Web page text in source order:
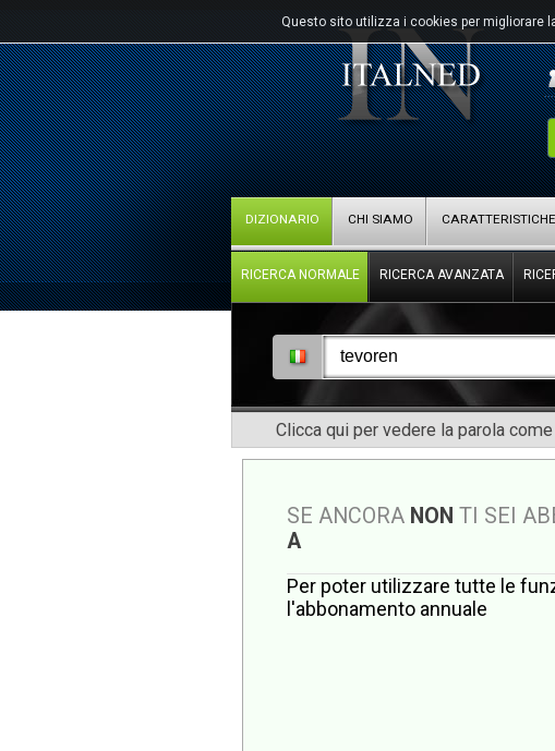
Questo sito utilizza i cookies per migliorare
DIZIONARIO CHI SIAMO CARATTERISTICHE
RICERCA NORMALE RICERCA AVANZATA
Clicca qui per vedere la parola
SE ANCORA NON TI SEI
A
Per poter utilizzare tutte le
l'abbonamento annuale